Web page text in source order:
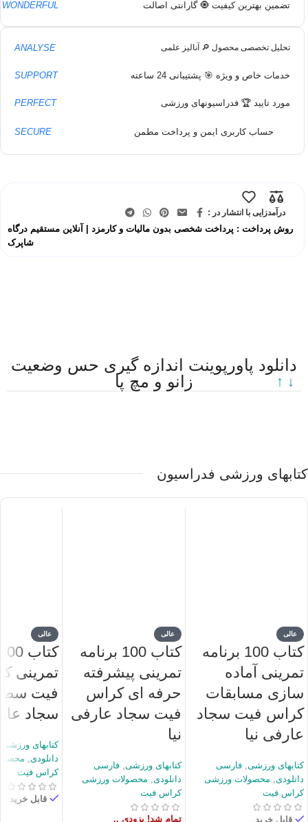
تضمین بهترین کیفیت 🧿 گارانتی اصالت WONDERFUL
تحلیل تخصصی محصول 🔎 آنالیز علمی ANALYSE
خدمات خاص و ویژه 🎯 پشتیبانی 24 ساعته SUPPORT
مورد تایید 🏆 فدراسیونهای ورزشی PERFECT
حساب کاربری ایمن و پرداخت مطمن SECURE
درآمدزایی با انتشار در :
روش پرداخت : پرداخت شخصی بدون مالیات و کارمزد | آنلاین مستقیم درگاه
شاپرک
دانلود پاورپوینت اندازه گیری حس وضعیت
زانو و مچ پا
↓ ↑
کتابهای ورزشی فدراسیون
عالی
کتاب 100 برنامه
تمرینی آماده
سازی مسابقات
کراس فیت سجاد
عارفی نیا
کتابهای ورزشی, فارسی
دانلودی, محصولات ورزشی
کراس فیت
قابل خرید
عالی
کتاب 100 برنامه
تمرینی پیشرفته
حرفه ای کراس
فیت سجاد عارفی
نیا
کتابهای ورزشی, فارسی
دانلودی, محصولات ورزشی
کراس فیت
تمام شد! بزودی ..
عالی
تمرینی
سجاد
کتابهای ورزشی
دانلودی,
کراس فیت
قابل خرید